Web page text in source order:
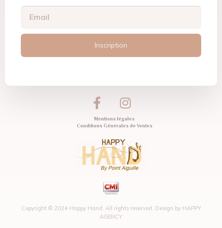
Inscription
Mentions légales
Conditions Générales de Ventes
Copyright © 2024 Happy Hand. All rights reserved. Design by HAPPY
AGENCY